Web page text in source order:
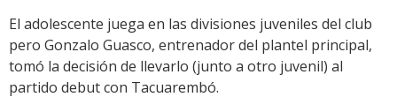
El adolescente juega en las divisiones juveniles del club
pero Gonzalo Guasco, entrenador del plantel principal,
tomó la decisión de llevarlo (junto a otro juvenil) al
partido debut con Tacuarembó.